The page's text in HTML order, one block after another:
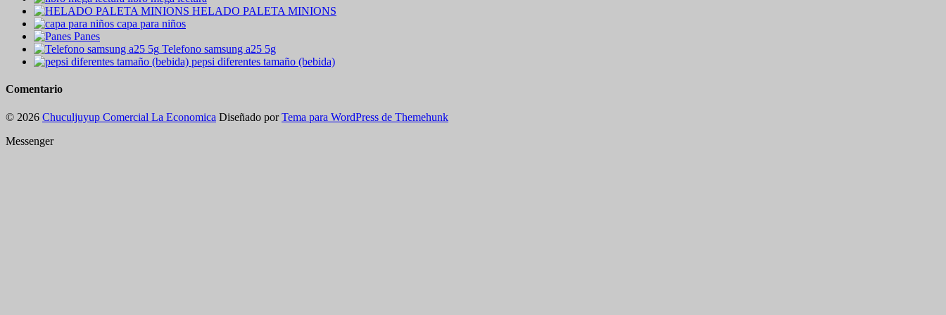
HELADO PALETA MINIONS
capa para niños
Panes
Telefono samsung a25 5g
pepsi diferentes tamaño (bebida)
Comentario
© 2026 Chuculjuyup Comercial La Economica Diseñado por Tema para WordPress de Themehunk
Messenger